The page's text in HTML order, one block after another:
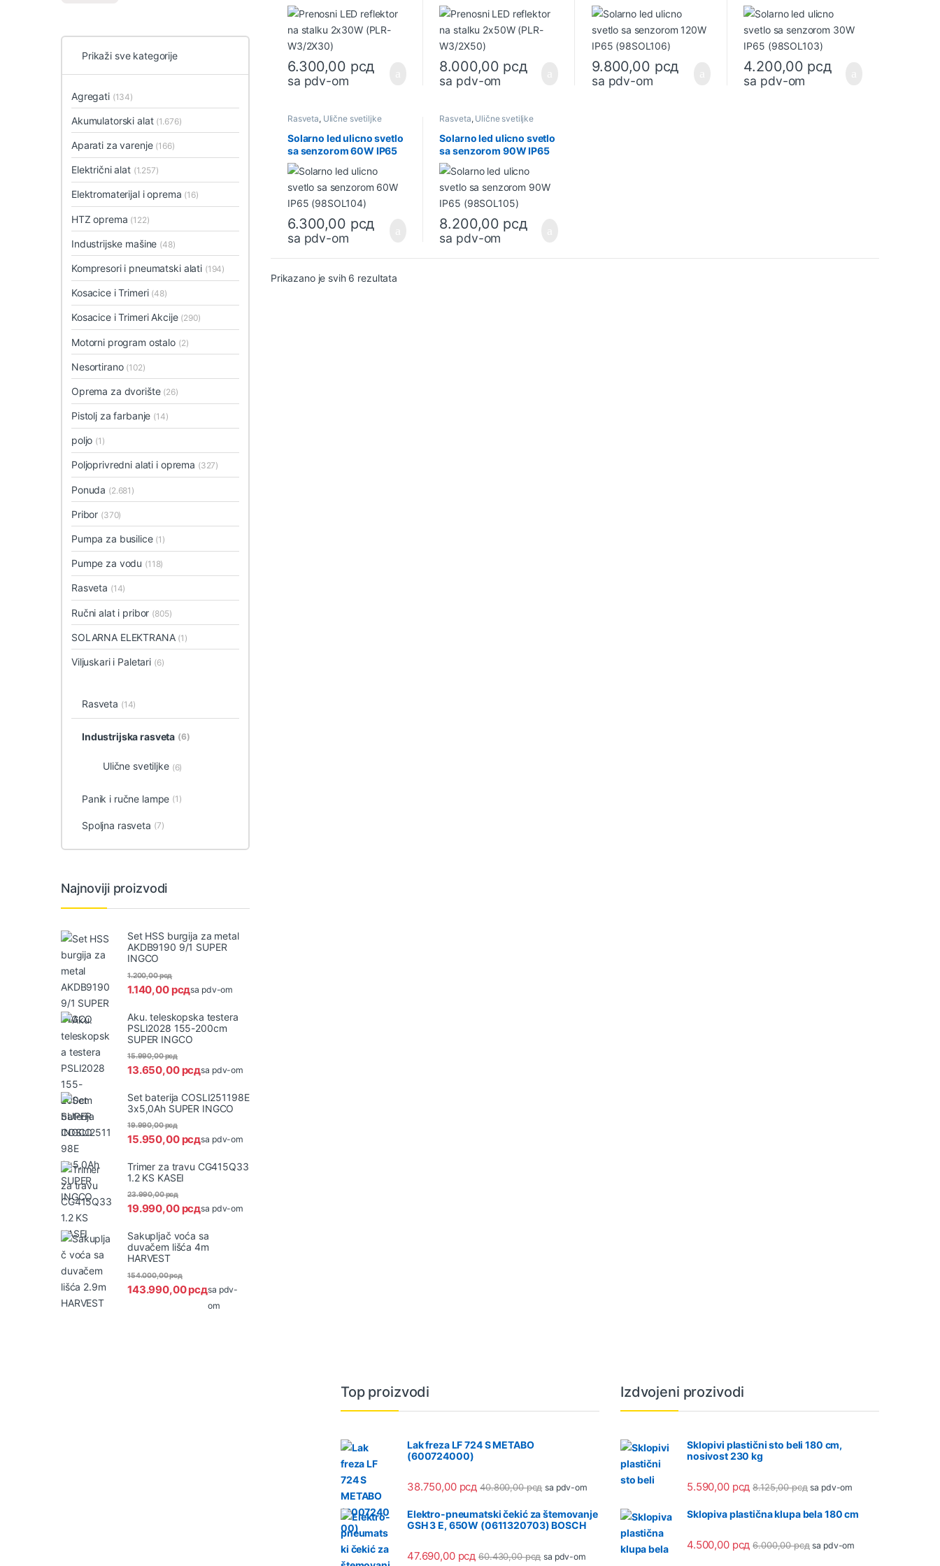
W3/2X30)
6.300,00 рсд
sa pdv-om
W3/2X50)
8.000,00 рсд
sa pdv-om
(98SOL106)
9.800,00 рсд
sa pdv-om
(98SOL103)
4.200,00 рсд
sa pdv-om
Rasveta, Ulične svetiljke
Solarno led ulicno svetlo
sa senzorom 60W IP65
(98SOL104)
6.300,00 рсд
sa pdv-om
Rasveta, Ulične svetiljke
Solarno led ulicno svetlo
sa senzorom 90W IP65
(98SOL105)
8.200,00 рсд
sa pdv-om
Prikazano je svih 6 rezultataSortirano po najnovijem
Prikaži sve kategorije
Agregati (134)
Akumulatorski alat (1.676)
Aparati za varenje (166)
Električni alat (1.257)
Elektromaterijal i oprema (16)
HTZ oprema (122)
Industrijske mašine (48)
Kompresori i pneumatski alati (194)
Kosacice i Trimeri (48)
Kosacice i Trimeri Akcije (290)
Motorni program ostalo (2)
Nesortirano (102)
Oprema za dvorište (26)
Pistolj za farbanje (14)
poljo (1)
Poljoprivredni alati i oprema (327)
Ponuda (2.681)
Pribor (370)
Pumpa za busilice (1)
Pumpe za vodu (118)
Rasveta (14)
Ručni alat i pribor (805)
SOLARNA ELEKTRANA (1)
Viljuskari i Paletari (6)
Rasveta (14)
Industrijska rasveta (6)
Ulične svetiljke (6)
Panik i ručne lampe (1)
Spoljna rasveta (7)
Najnoviji proizvodi
Set HSS burgija za metal
AKDB9190 9/1 SUPER
INGCO
1.140,00 рсд
1.200,00рсд
sa pdv-om
Aku. teleskopska testera
PSLI2028 155-200cm
SUPER INGCO
13.650,00 рсд
15.990,00рсд
sa pdv-om
Set baterija COSLI251198E
3x5,0Ah SUPER INGCO
15.950,00 рсд
19.990,00рсд
sa pdv-om
Trimer za travu CG415Q33
1.2 KS KASEI
19.990,00 рсд
23.990,00рсд
sa pdv-om
Sakupljač voća sa
duvačem lišća 4m
HARVEST
143.990,00рсд
154.000,00рсд
sa pdv-
om
Top proizvodi
Lak freza LF 724 S METABO
(600724000)
38.750,00 рсд 40.800,00рсд sa pdv-om
Elektro-pneumatski čekić za štemovanje
GSH 3 E, 650W (0611320703) BOSCH
47.690,00 рсд 60.430,00рсд sa pdv-om
Izdvojeni prozivodi
Sklopivi plastični sto beli 180 cm,
nosivost 230 kg
5.590,00 рсд 8.125,00рсд sa pdv-om
Sklopiva plastična klupa bela 180 cm
4.500,00 рсд 6.000,00рсд sa pdv-om